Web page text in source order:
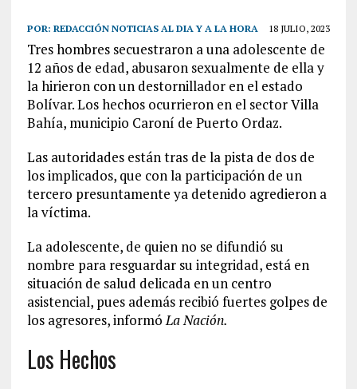
POR: REDACCIÓN NOTICIAS AL DIA Y A LA HORA 18 JULIO, 2023
Tres hombres secuestraron a una adolescente de
12 años de edad, abusaron sexualmente de ella y
la hirieron con un destornillador en el estado
Bolívar. Los hechos ocurrieron en el sector Villa
Bahía, municipio Caroní de Puerto Ordaz.
Las autoridades están tras de la pista de dos de
los implicados, que con la participación de un
tercero presuntamente ya detenido agredieron a
la víctima.
La adolescente, de quien no se difundió su
nombre para resguardar su integridad, está en
situación de salud delicada en un centro
asistencial, pues además recibió fuertes golpes de
los agresores, informóLa Nación.
Los Hechos